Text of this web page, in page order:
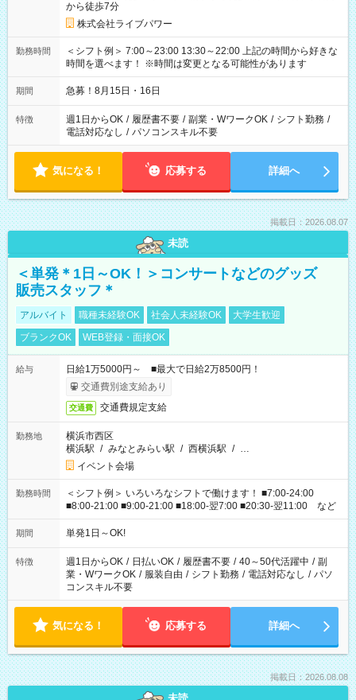
から徒歩7分
株式会社ライブパワー
勤務時間
＜シフト例＞ 7:00～23:00 13:30～22:00 上記の時間から好きな
時間を選べます！ ※時間は変更となる可能性があります
期間 急募！8月15日・16日
特徴 週1日からOK / 履歴書不要 / 副業・WワークOK / シフト勤務 /
電話対応なし / パソコンスキル不要
気になる！ 応募する 詳細へ
掲載日：2026.08.07
未読
＜単発＊1日～OK！＞コンサートなどのグッズ
販売スタッフ＊
アルバイト 職種未経験OK 社会人未経験OK
大学生歓迎
ブランクOK
WEB登録・面接OK
給与
日給1万5000円～ ■最大で日給2万8500円！
交通費別途支給あり
交通費 交通費規定支給
勤務地
横浜市西区
横浜駅 / みなとみらい駅 / 西横浜駅 / …
イベント会場
勤務時間
＜シフト例＞ いろいろなシフトで働けます！ ■7:00-24:00
■8:00-21:00 ■9:00-21:00 ■18:00-翌7:00 ■20:30-翌11:00 など
期間 単発1日～OK!
特徴 週1日からOK / 日払いOK / 履歴書不要 / 40～50代活躍中 / 副
業・WワークOK / 服装自由 / シフト勤務 / 電話対応なし / パソ
コンスキル不要
気になる！ 応募する 詳細へ
掲載日：2026.08.08